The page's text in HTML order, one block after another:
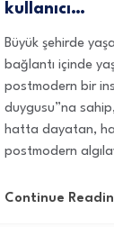
kullanıcı…
Büyük şehirde
bağlantı içinde
postmodern bir
duygusu”na
hatta dayatan,
postmodern
Continue